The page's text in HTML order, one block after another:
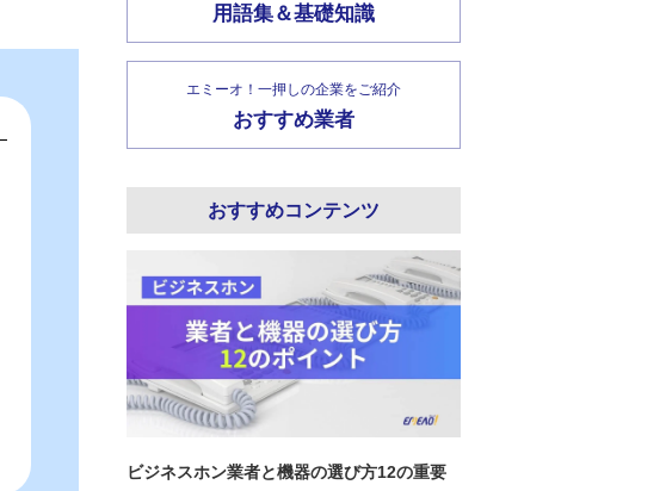
用語集＆基礎知識
エミーオ！一押しの企業をご紹介
おすすめ業者
おすすめコンテンツ
ビジネスホン業者と機器の選び方12の重要